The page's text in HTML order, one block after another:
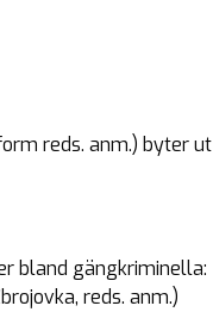
reds. anm.) byter ut
bland gängkriminella:
reds. anm.)